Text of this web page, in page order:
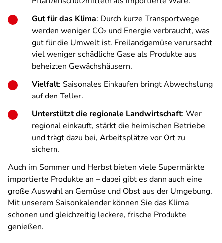
Gut für das Klima: Durch kurze Transportwege
werden weniger CO₂ und Energie verbraucht, was
gut für die Umwelt ist. Freilandgemüse verursacht
viel weniger schädliche Gase als Produkte aus
beheizten Gewächshäusern.
Vielfalt: Saisonales Einkaufen bringt Abwechslung
auf den Teller.
Unterstützt die regionale Landwirtschaft: Wer
regional einkauft, stärkt die heimischen Betriebe
und trägt dazu bei, Arbeitsplätze vor Ort zu
sichern.
Auch im Sommer und Herbst bieten viele Supermärkte
importierte Produkte an – dabei gibt es dann auch eine
große Auswahl an Gemüse und Obst aus der Umgebung.
Mit unserem Saisonkalender können Sie das Klima
schonen und gleichzeitig leckere, frische Produkte
genießen.